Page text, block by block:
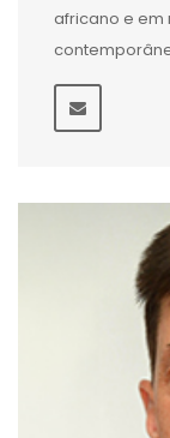
africano e em